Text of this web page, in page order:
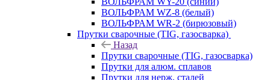
ВОЛЬФРАМ WZ-8 (белый)
ВОЛЬФРАМ WR-2 (бирюзовый)
Прутки сварочные (TIG, газосварка)
Назад
Прутки сварочные (TIG, газосварка)
Прутки для алюм. сплавов
Прутки для нерж. сталей